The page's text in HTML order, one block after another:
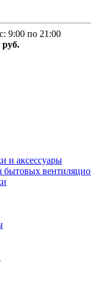
9:00 по 21:00
и аксессуары